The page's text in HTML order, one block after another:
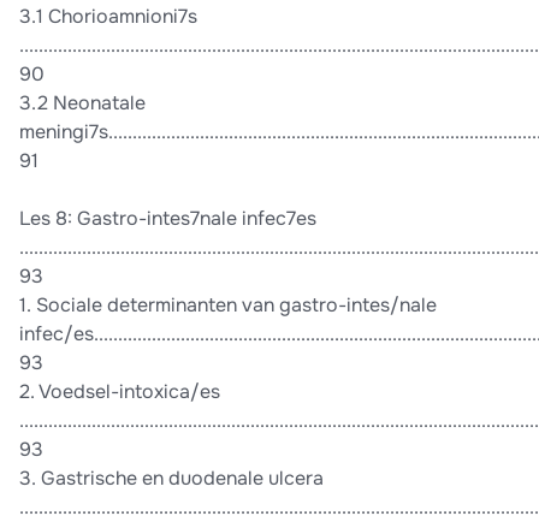
3.1 Chorioamnioni7s
90
3.2 Neonatale
91
Les 8: Gastro-intes7nale infec7es
93
1. Sociale determinanten van gastro-intes/nale
infec/
93
2. Voedsel-intoxica/es
93
3. Gastrische en duodenale ulcera